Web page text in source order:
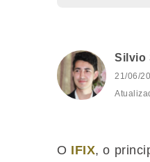
Silvio
21/06/
O‌‌‌ ‌‌‌‌‌‌ IFIX‌‌‌‌‌‌, ‌‌o